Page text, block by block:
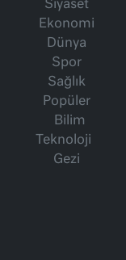
Siyaset
Ekonomi
Dünya
Spor
Sağlık
Popüler
Bilim
Teknoloji
Gezi